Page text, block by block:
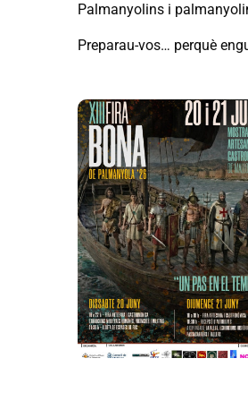
Palmanyolins i
Preparau-vos… perquè